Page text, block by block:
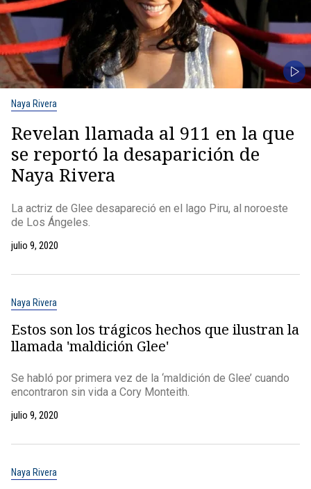
Naya Rivera
Revelan llamada al 911 en la que
se reportó la desaparición de
Naya Rivera
La actriz de Glee desapareció en el lago Piru, al noroeste
de Los Ángeles.
julio 9, 2020
Naya Rivera
Estos son los trágicos hechos que ilustran la
llamada 'maldición Glee'
Se habló por primera vez de la ‘maldición de Glee’ cuando
encontraron sin vida a Cory Monteith.
julio 9, 2020
Naya Rivera